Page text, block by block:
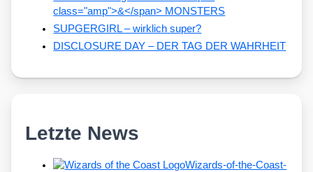
class="amp">&</span> MONSTERS
SUPGERGIRL – wirklich super?
DISCLOSURE DAY – DER TAG DER WAHRHEIT
Letzte News
Wizards-of-the-Coast-